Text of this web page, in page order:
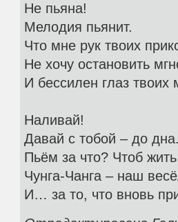
Не пьяна!
Мелодия пьянит.
Что мне рук твоих
Не хочу остановить
И бессилен глаз твоих
Наливай!
Давай с тобой – до
Пьём за что? Чтоб
Чунга-Чанга – наш
И… за то, что вновь